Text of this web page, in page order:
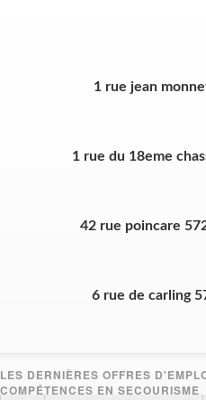
1 rue jean
1 rue du 18eme
42 rue poincare
6 rue de carling